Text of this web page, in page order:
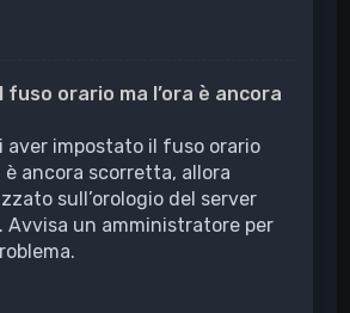
fuso orario ma l’ora è ancora
aver impostato il fuso orario
è ancora scorretta, allora
sull’orologio del server
Avvisa un amministratore per